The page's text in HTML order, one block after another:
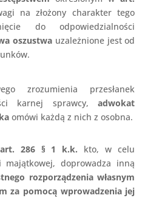
na złożony charakter tego
do odpowiedzialności
oszustwa uzależnione jest od
zrozumienia przesłanek
karnej sprawcy,adwokat
omówi każdą z nich z osobna.
art. 286 § 1 k.k. kto, w celu
majątkowej, doprowadza inną
rozporządzenia własnym
za pomocą wprowadzenia jej